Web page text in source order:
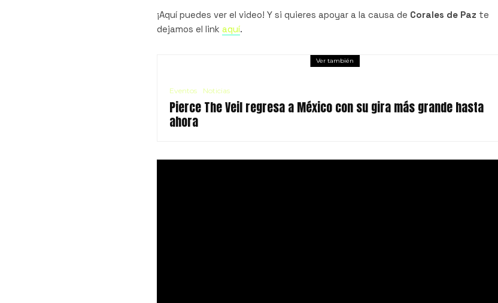
¡Aquí puedes ver el video! Y si quieres apoyar a la causa de Corales de Paz te
dejamos el link aquí.
Ver también
Eventos Noticias
Pierce The Veil regresa a México con su gira más grande hasta
ahora